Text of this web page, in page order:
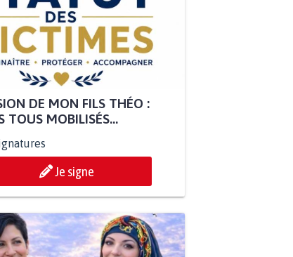
DE MON FILS THÉO :
TOUS MOBILISÉS...
Je signe